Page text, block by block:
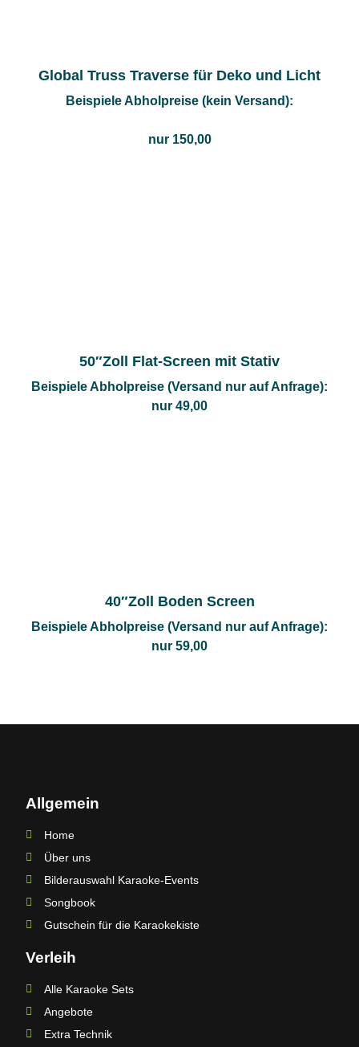
Global Truss Traverse für Deko und Licht
Beispiele Abholpreise (kein Versand):
nur 150,00
50″Zoll Flat-Screen mit Stativ
Beispiele Abholpreise (Versand nur auf Anfrage):
nur 49,00
40″Zoll Boden Screen
Beispiele Abholpreise (Versand nur auf Anfrage):
nur 59,00
Allgemein
Home
Über uns
Bilderauswahl Karaoke-Events
Songbook
Gutschein für die Karaokekiste
Verleih
Alle Karaoke Sets
Angebote
Extra Technik